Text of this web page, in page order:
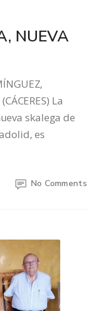
NUEVA
La
skalega de
es
No Comments